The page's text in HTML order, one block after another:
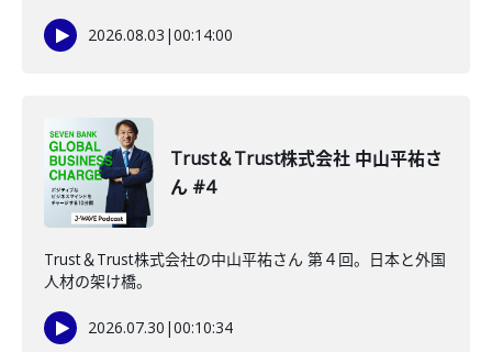
2026.08.03 |00:14:00
Trust＆Trust株式会社 中山平祐さ
ん #4
Trust＆Trust株式会社の中山平祐さん 第４回。日本と外国
人材の架け橋。
2026.07.30 |00:10:34